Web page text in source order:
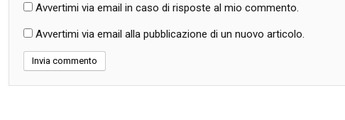
Avvertimi via email in caso di risposte al mio commento.
Avvertimi via email alla pubblicazione di un nuovo articolo.